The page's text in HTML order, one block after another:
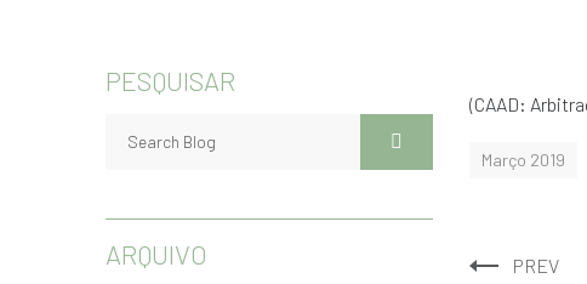
(CAAD:
Março 2019
PREV
PESQUISAR
ARQUIVO